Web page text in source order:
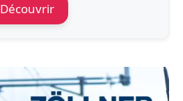
Découvrir